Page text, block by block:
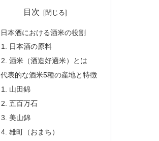
目次
日本酒における酒米の役割
日本酒の原料
酒米（酒造好適米）とは
代表的な酒米5種の産地と特徴
山田錦
五百万石
美山錦
雄町（おまち）